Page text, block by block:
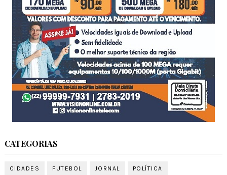
CATEGORIAS
CIDADES FUTEBOL JORNAL POLÍTICA